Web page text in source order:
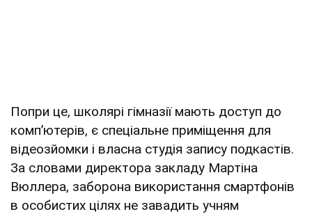
Попри це, школярі гімназії мають доступ до
компʼютерів, є спеціальне приміщення для
відеозйомки і власна студія запису подкастів.
За словами директора закладу Мартіна
Вюллера, заборона використання смартфонів
в особистих цілях не завадить учням